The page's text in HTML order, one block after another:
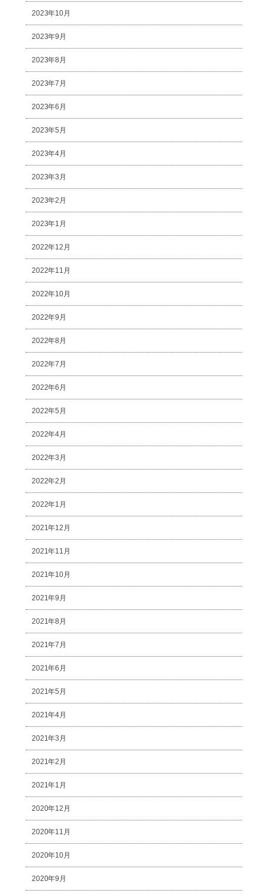
2023年10月
2023年9月
2023年8月
2023年7月
2023年6月
2023年5月
2023年4月
2023年3月
2023年2月
2023年1月
2022年12月
2022年11月
2022年10月
2022年9月
2022年8月
2022年7月
2022年6月
2022年5月
2022年4月
2022年3月
2022年2月
2022年1月
2021年12月
2021年11月
2021年10月
2021年9月
2021年8月
2021年7月
2021年6月
2021年5月
2021年4月
2021年3月
2021年2月
2021年1月
2020年12月
2020年11月
2020年10月
2020年9月